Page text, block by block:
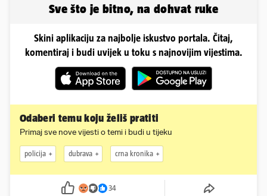
Sve što je bitno, na dohvat ruke
Skini aplikaciju za najbolje iskustvo portala. Čitaj,
komentiraj i budi uvijek u toku s najnovijim vijestima.
Odaberi temu koju želiš pratiti
Primaj sve nove vijesti o temi i budi u tijeku
policija dubrava crna kronika
34